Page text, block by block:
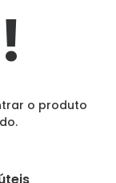
o produto